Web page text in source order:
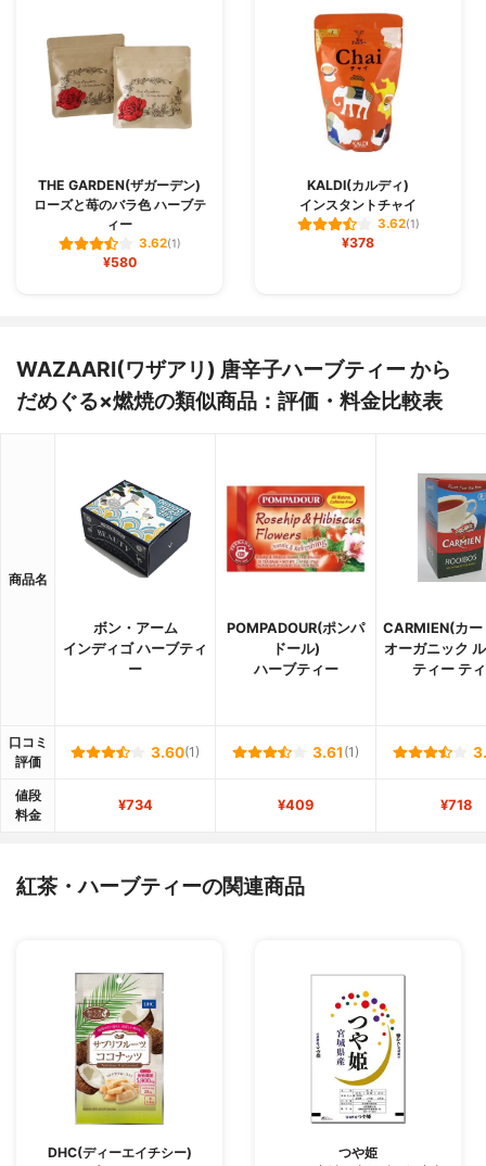
THE GARDEN(ザガーデン)
ローズと苺のバラ色 ハーブテ
ィー
3.62(1)
¥580
KALDI(カルディ)
インスタントチャイ
3.62(1)
¥378
WAZAARI(ワザアリ) 唐辛子ハーブティー から
だめぐる×燃焼の類似商品：評価・料金比較表
商品名
ボン・アーム
インディゴ ハーブティ
ー
POMPADOUR(ポンパ
ドール)
ハーブティー
CARMIEN(カー
オーガニック
ティー テ
口コミ
評価
3.60(1) 3.61 (1)
値段
料金
¥734 ¥409 ¥718
紅茶・ハーブティーの関連商品
DHC(ディーエイチシー)
つや姫